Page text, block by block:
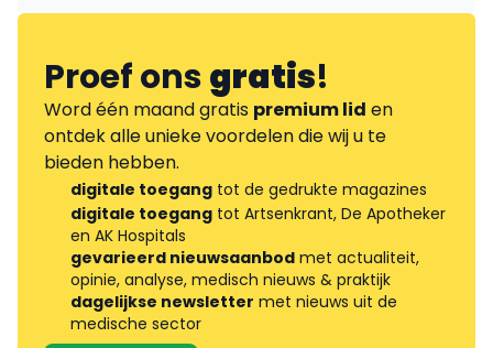
Proef onsgratis!
Word één maand gratis premium lid en
ontdek alle unieke voordelen die wij u te
bieden hebben.
digitale toegang tot de gedrukte magazines
digitale toegang tot Artsenkrant, De Apotheker
en AK Hospitals
gevarieerd nieuwsaanbod met actualiteit,
opinie, analyse, medisch nieuws & praktijk
dagelijkse newsletter met nieuws uit de
medische sector